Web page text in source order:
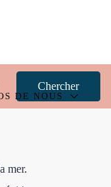
DE NOUS
Chercher
mer.